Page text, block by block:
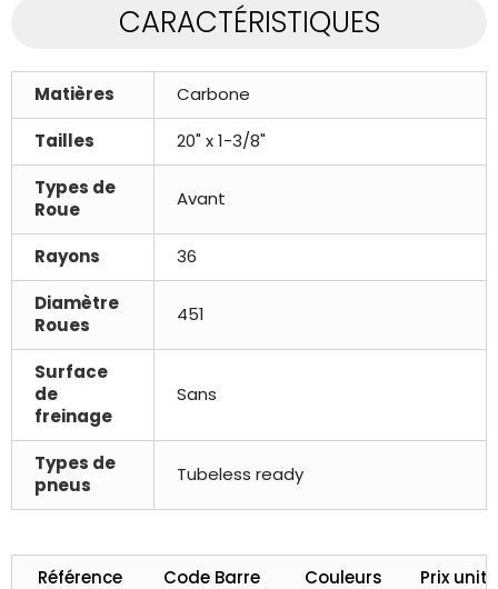
CARACTÉRISTIQUES
Matières
Carbone
Tailles
20" x 1-3/8"
Types de
Roue
Avant
Rayons
36
Diamètre
Roues
451
Surface
de
freinage
Sans
Types de
pneus
Tubeless ready
Référence Code Barre Couleurs Prix